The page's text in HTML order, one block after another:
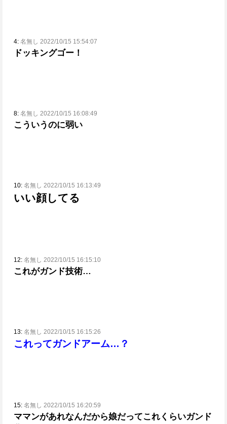
4: 名無し 2022/10/15 15:54:07
ドッキングゴー！
8: 名無し 2022/10/15 16:08:49
こういうのに弱い
10: 名無し 2022/10/15 16:13:49
いい顔してる
12: 名無し 2022/10/15 16:15:10
これがガンド技術…
13: 名無し 2022/10/15 16:15:26
これってガンドアーム…？
15: 名無し 2022/10/15 16:20:59
ママンがあれなんだから娘だってこれくらいガンド